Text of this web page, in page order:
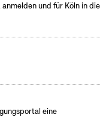
und für Köln in die
eine